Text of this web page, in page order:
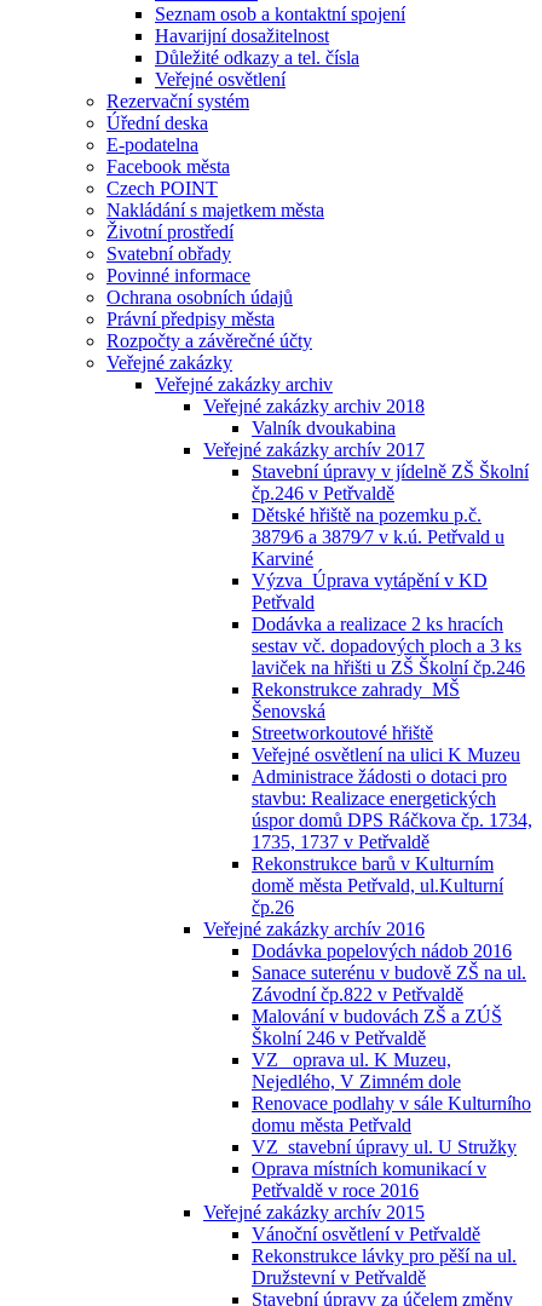
Seznam osob a kontaktní spojení
Havarijní dosažitelnost
Důležité odkazy a tel. čísla
Veřejné osvětlení
Rezervační systém
Úřední deska
E-podatelna
Facebook města
Czech POINT
Nakládání s majetkem města
Životní prostředí
Svatební obřady
Povinné informace
Ochrana osobních údajů
Právní předpisy města
Rozpočty a závěrečné účty
Veřejné zakázky
Veřejné zakázky archiv
Veřejné zakázky archiv 2018
Valník dvoukabina
Veřejné zakázky archív 2017
Stavební úpravy v jídelně ZŠ Školní
čp.246 v Petřvaldě
Dětské hřiště na pozemku p.č.
3879⁄6 a 3879⁄7 v k.ú. Petřvald u
Karviné
Výzva_Úprava vytápění v KD
Petřvald
Dodávka a realizace 2 ks hracích
sestav vč. dopadových ploch a 3 ks
laviček na hřišti u ZŠ Školní čp.246
Rekonstrukce zahrady_MŠ
Šenovská
Streetworkoutové hřiště
Veřejné osvětlení na ulici K Muzeu
Administrace žádosti o dotaci pro
stavbu: Realizace energetických
úspor domů DPS Ráčkova čp. 1734,
1735, 1737 v Petřvaldě
Rekonstrukce barů v Kulturním
domě města Petřvald, ul.Kulturní
čp.26
Veřejné zakázky archív 2016
Dodávka popelových nádob 2016
Sanace suterénu v budově ZŠ na ul.
Závodní čp.822 v Petřvaldě
Malování v budovách ZŠ a ZÚŠ
Školní 246 v Petřvaldě
VZ_ oprava ul. K Muzeu,
Nejedlého, V Zimném dole
Renovace podlahy v sále Kulturního
domu města Petřvald
VZ_stavební úpravy ul. U Stružky
Oprava místních komunikací v
Petřvaldě v roce 2016
Veřejné zakázky archív 2015
Vánoční osvětlení v Petřvaldě
Rekonstrukce lávky pro pěší na ul.
Družstevní v Petřvaldě
Stavební úpravy za účelem změny